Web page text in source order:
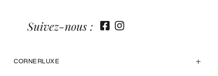
CORNERLUXE
Suivez-nous :